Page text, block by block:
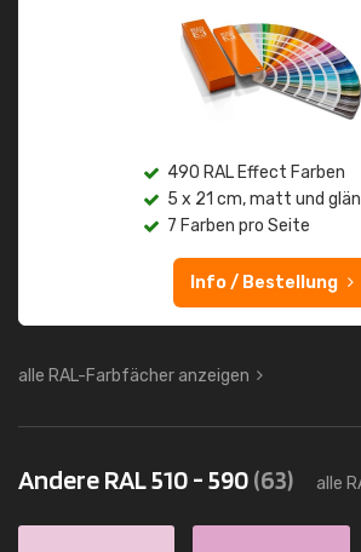
490 RAL Effect Farben
5 x 21 cm, matt und
7 Farben pro Seite
Info / Bestellung
alle RAL-Farbfächer anzeigen
Andere RAL 510 - 590(63) alle